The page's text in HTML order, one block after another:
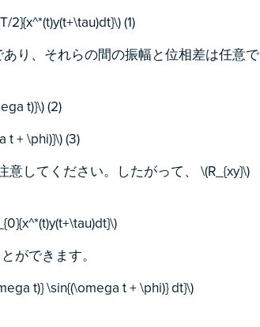
2}{x^*(t)y(t+\tau)dt}\) (1)
あり、それらの間の振幅と位相差は任意で
t)}\) (2)
t + \phi)}\) (3)
してください。したがって、 \(R_{xy}\)
ができます。
t)} \sin{(\omega t + \phi)} dt}\)